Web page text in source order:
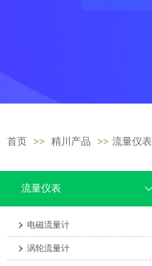
首页 >> 精川产品 >> 流量仪表
流量仪表
电磁流量计
涡轮流量计